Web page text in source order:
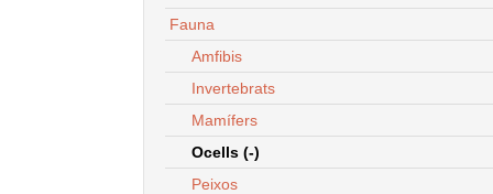
Fauna
Amfibis
Invertebrats
Mamífers
Ocells (-)
Peixos